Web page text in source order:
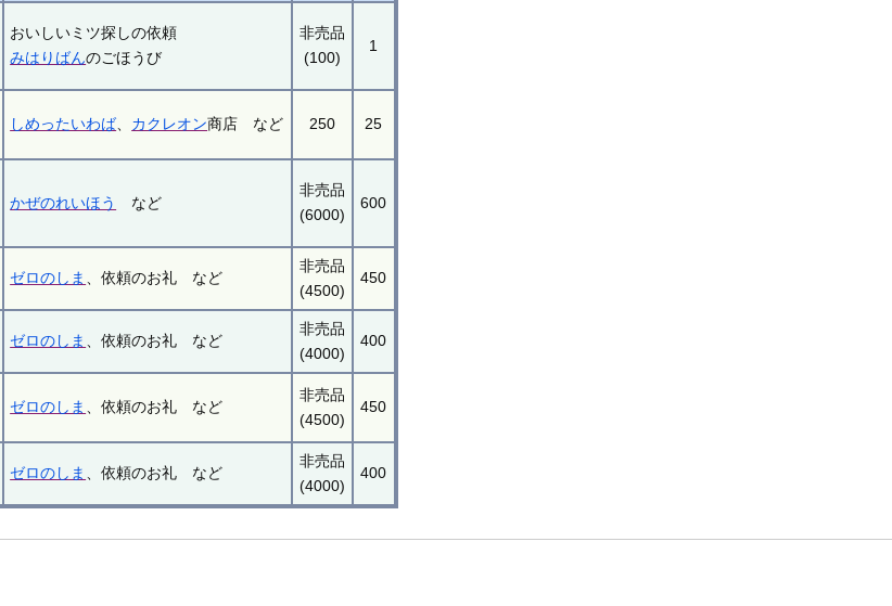
おいしいミツ探しの依頼
みはりばんのごほうび
非売品
(100)
1
しめったいわば、 カクレオン商店 など 250 25
かぜのれいほう など
非売品
(6000)
600
ゼロのしま 、依頼のお礼 など
非売品
(4500)
450
ゼロのしま 、依頼のお礼 など
非売品
(4000)
400
ゼロのしま 、依頼のお礼 など
非売品
(4500)
450
ゼロのしま 、依頼のお礼 など
非売品
(4000)
400